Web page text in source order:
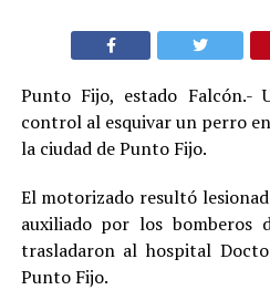
Punto Fijo, estado Falcón.-
control al esquivar un perro
la ciudad de Punto Fijo.
El motorizado resultó
auxiliado por los bomberos
trasladaron al hospital
Punto Fijo.